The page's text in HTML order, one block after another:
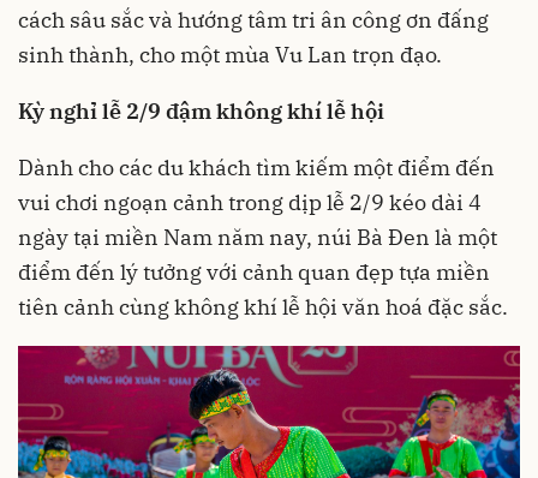
cách sâu sắc và hướng tâm tri ân công ơn đấng
sinh thành, cho một mùa Vu Lan trọn đạo.
Kỳ nghỉ lễ 2/9 đậmkhông khí lễ hội
Dành cho các du khách tìm kiếm một điểm đến
vui chơi ngoạn cảnh trong dịp lễ 2/9 kéo dài 4
ngày tại miền Nam năm nay, núi Bà Đen là một
điểm đến lý tưởng với cảnh quan đẹp tựa miền
tiên cảnh cùng không khí lễ hội văn hoá đặc sắc.